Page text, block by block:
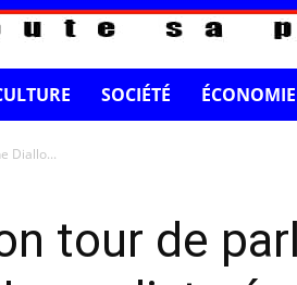
SOCIÉTÉ ÉCONOMIE
Diallo...
tour de